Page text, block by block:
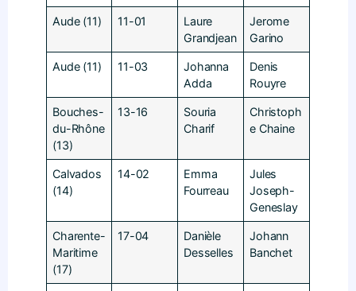
Aude (11) 11-01
Laure
Grandjean
Jerome
Garino
Aude (11) 11-03
Johanna
Adda
Denis
Rouyre
Bouches-
du-Rhône
(13)
13-16
Souria
Charif
Christoph
e Chaine
Calvados
(14)
14-02
Emma
Fourreau
Jules
Joseph-
Geneslay
Charente-
Maritime
(17)
17-04
Danièle
Desselles
Johann
Banchet